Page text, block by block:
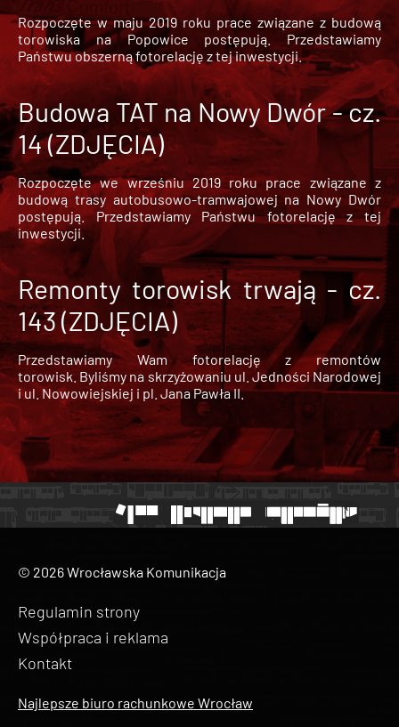
Rozpoczęte w maju 2019 roku prace związane z budową
torowiska na Popowice
postępują. Przedstawiamy
Państwu obszerną fotorelację z tej inwestycji.
Budowa TAT na Nowy Dwór - cz.
14 (ZDJĘCIA)
Rozpoczęte we wrześniu 2019 roku prace związane z
budową trasy autobusowo-tramwajowej na Nowy Dwór
postępują. Przedstawiamy Państwu fotorelację z tej
inwestycji.
Remonty torowisk trwają - cz.
143 (ZDJĘCIA)
Przedstawiamy Wam fotorelację z remontów
torowisk. Byliśmy na skrzyżowaniu ul. Jedności Narodowej
i ul. Nowowiejskiej i pl. Jana Pawła II.
© 2026 Wrocławska Komunikacja
Regulamin strony
Współpraca i reklama
Kontakt
Najlepsze biuro rachunkowe Wrocław